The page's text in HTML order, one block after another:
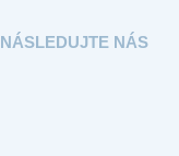
NÁSLEDUJTE NÁS